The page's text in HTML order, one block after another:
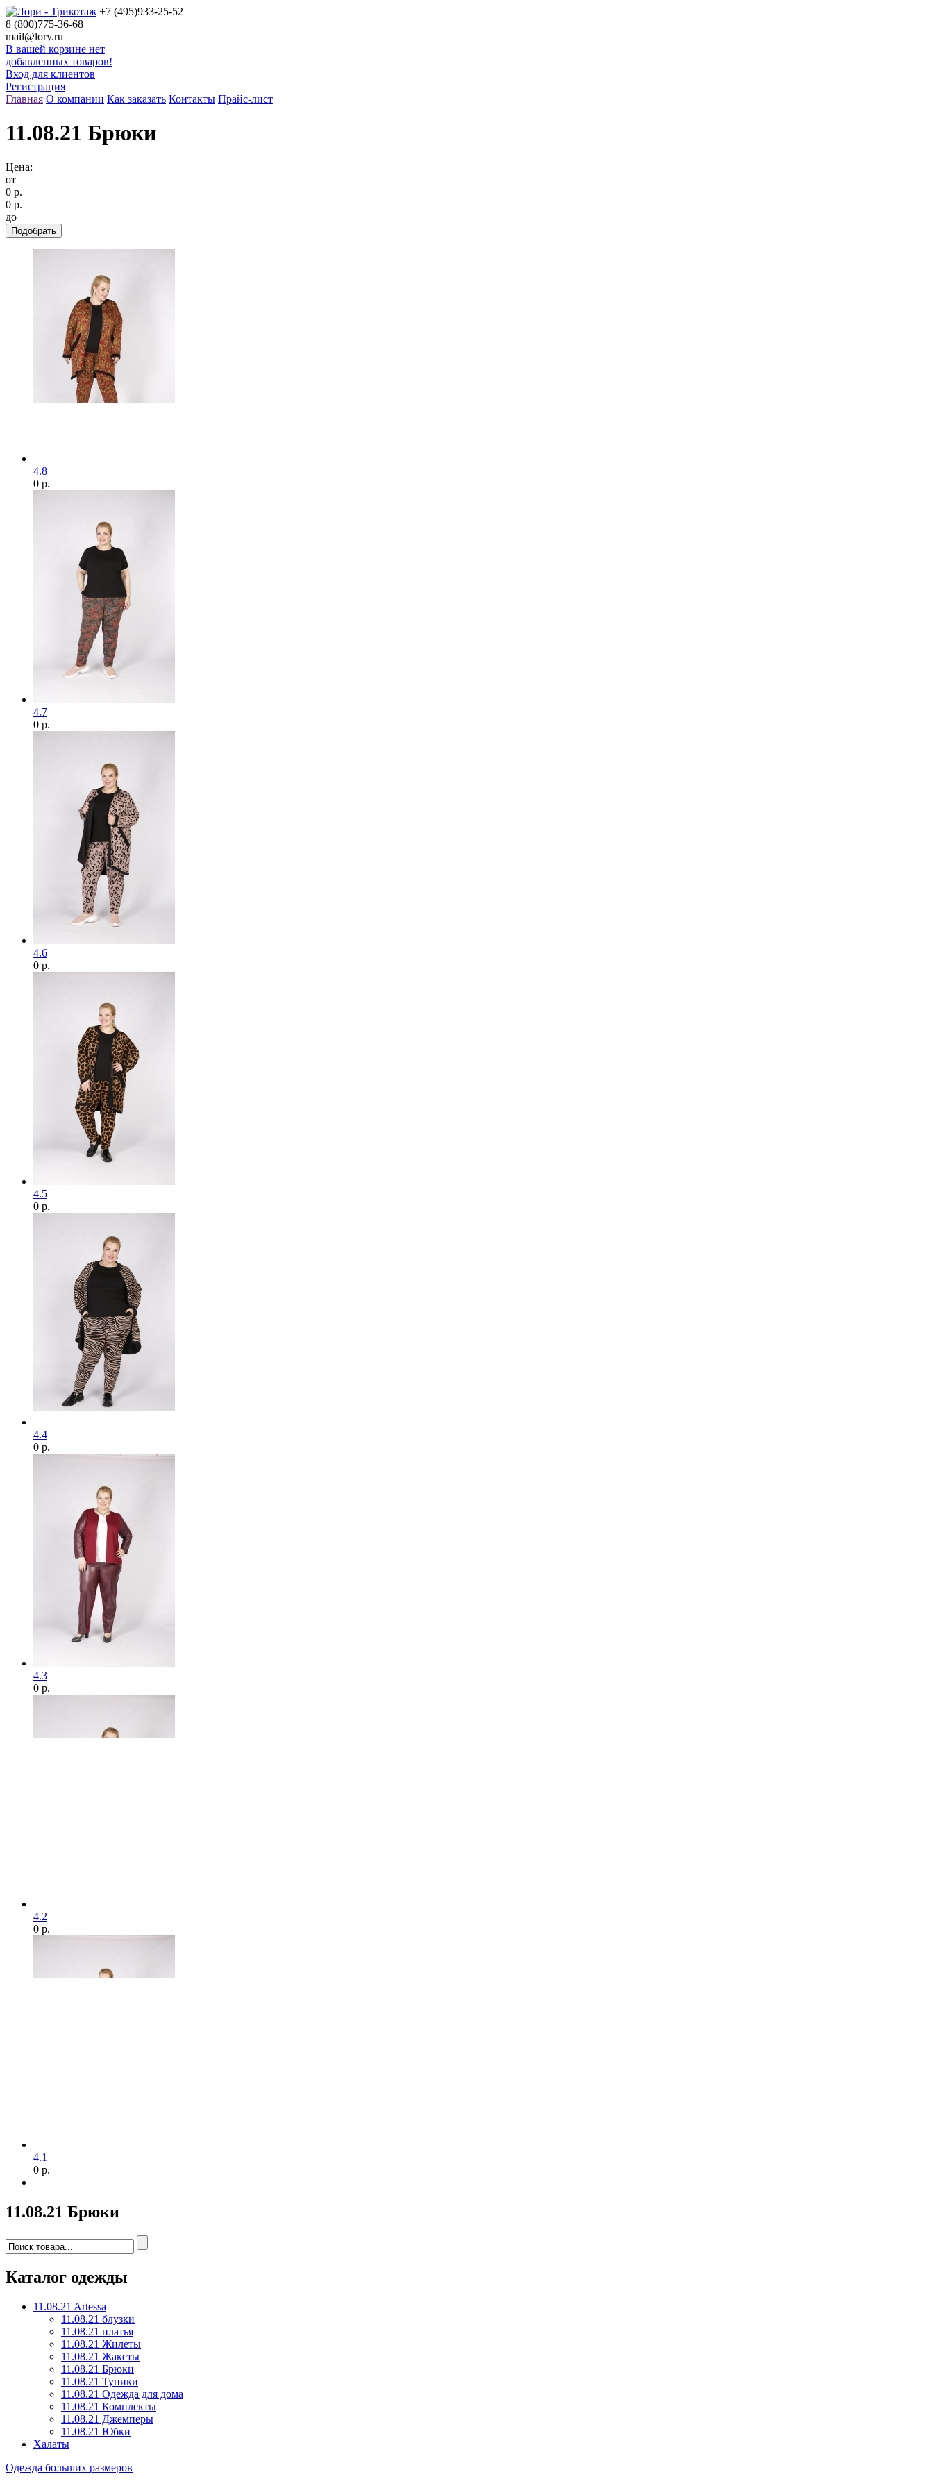
+7 (495)933-25-52
8 (800)775-36-68
mail@lory.ru
В вашей корзине нет
добавленных товаров!
Вход для клиентов
Регистрация
Главная О компании Как заказать Контакты Прайс-лист
11.08.21 Брюки
Цена:
от
0 р.
0 р.
до
4.8
0 р.
4.7
0 р.
4.6
0 р.
4.5
0 р.
4.4
0 р.
4.3
0 р.
4.2
0 р.
4.1
0 р.
11.08.21 Брюки
Каталог одежды
11.08.21 Artessa
11.08.21 блузки
11.08.21 платья
11.08.21 Жилеты
11.08.21 Жакеты
11.08.21 Брюки
11.08.21 Туники
11.08.21 Одежда для дома
11.08.21 Комплекты
11.08.21 Джемперы
11.08.21 Юбки
Халаты
Одежда больших размеров